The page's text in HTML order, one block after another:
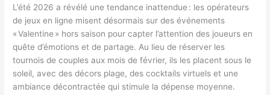
L’été 2026 a révélé une tendance inattendue : les opérateurs
de jeux en ligne misent désormais sur des événements
« Valentine » hors saison pour capter l’attention des joueurs en
quête d’émotions et de partage. Au lieu de réserver les
tournois de couples aux mois de février, ils les placent sous le
soleil, avec des décors plage, des cocktails virtuels et une
ambiance décontractée qui stimule la dépense moyenne.